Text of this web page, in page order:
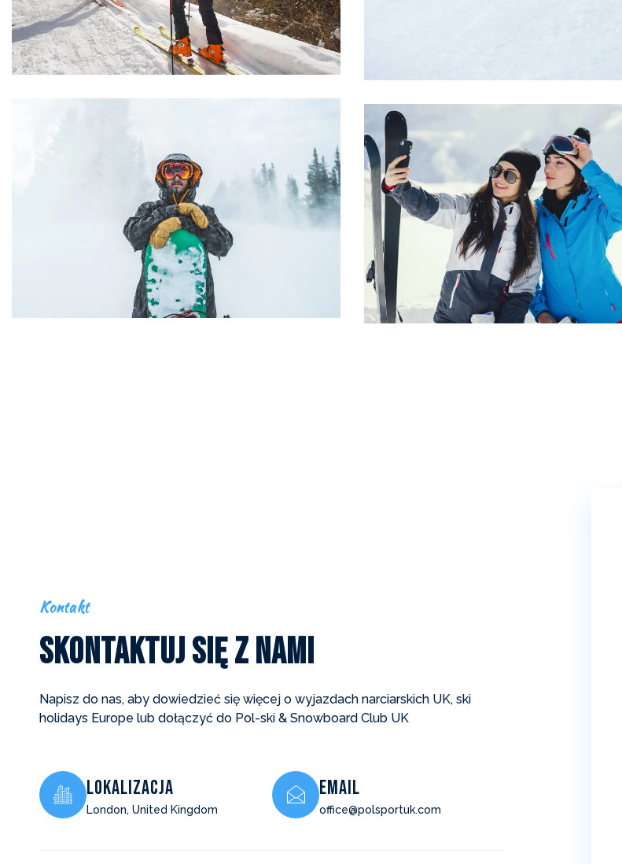
Kontakt
Skontaktuj Się z Nami
Napisz do nas, aby dowiedzieć się więcej o wyjazdach narciarskich UK, ski
holidays Europe lub dołączyć do Pol-ski & Snowboard Club UK
Lokalizacja
London, United Kingdom
EMAIL
office@polsportuk.com